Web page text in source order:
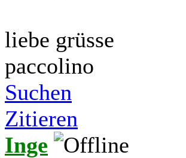
liebe grüsse
paccolino
Suchen
Zitieren
Inge